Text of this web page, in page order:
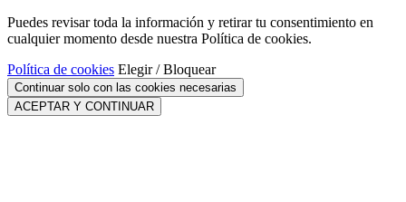
Puedes revisar toda la información y retirar tu consentimiento en
cualquier momento desde nuestra Política de cookies.
Política de cookies Elegir / Bloquear
Continuar solo con las cookies necesarias
ACEPTAR Y CONTINUAR